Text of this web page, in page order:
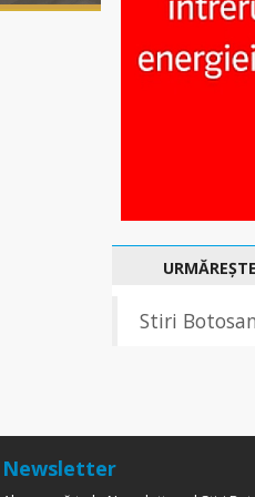
Stiri
Newsletter